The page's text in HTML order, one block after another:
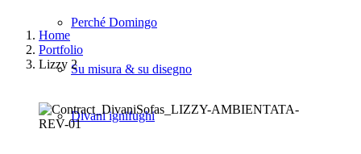
Perché Domingo
Su misura & su disegno
Divani ignifughi
Home
Portfolio
Lizzy 2